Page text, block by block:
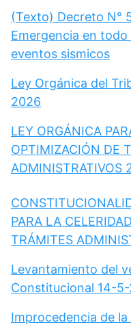
(Texto) Decreto N°
Emergencia en
eventos sismicos
Ley Orgánica del
2026
LEY ORGÁNICA
OPTIMIZACIÓN DE
ADMINISTRATIVOS
PARA LA
TRÁMITES
Levantamiento del
Constitucional 14-
Improcedencia de